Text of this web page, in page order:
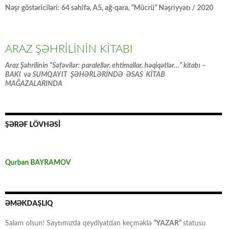
Nəşr göstəriciləri: 64 səhifə, A5, ağ-qara, “Mücrü” Nəşriyyatı / 2020
ARAZ ŞƏHRİLİNİN KİTABI
Araz Şəhrilinin “Səfəvilər: paralellər, ehtimallar, həqiqətlər…” kitabı –
BAKI və SUMQAYIT ŞƏHƏRLƏRİNDƏ ƏSAS KİTAB
MAĞAZALARINDA
ŞƏRƏF LÖVHƏSİ
Qurban BAYRAMOV
ƏMƏKDAŞLIQ
Salam olsun! Saytımızda qeydiyatdan keçməklə “YAZAR” statusu